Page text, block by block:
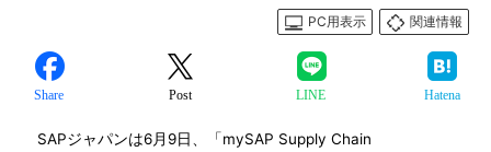
PC用表示
関連情報
Share Post LINE Hatena
SAPジャパンは6月9日、「mySAP Supply Chain